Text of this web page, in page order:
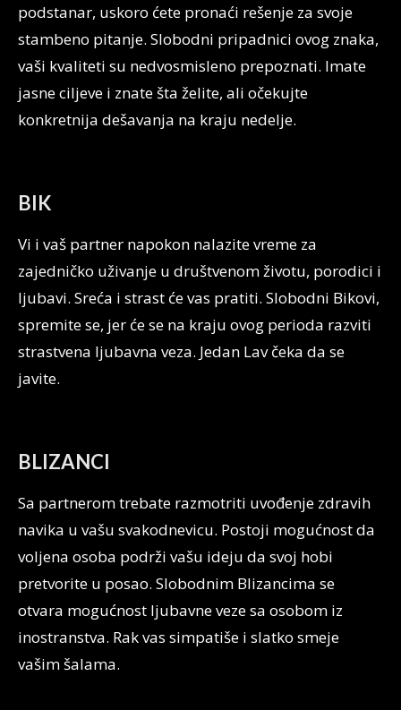
podstanar, uskoro ćete pronaći rešenje za svoje
stambeno pitanje. Slobodni pripadnici ovog znaka,
vaši kvaliteti su nedvosmisleno prepoznati. Imate
jasne ciljeve i znate šta želite, ali očekujte
konkretnija dešavanja na kraju nedelje.
BIK
Vi i vaš partner napokon nalazite vreme za
zajedničko uživanje u društvenom životu, porodici i
ljubavi. Sreća i strast će vas pratiti. Slobodni Bikovi,
spremite se, jer će se na kraju ovog perioda razviti
strastvena ljubavna veza. Jedan Lav čeka da se
javite.
BLIZANCI
Sa partnerom trebate razmotriti uvođenje zdravih
navika u vašu svakodnevicu. Postoji mogućnost da
voljena osoba podrži vašu ideju da svoj hobi
pretvorite u posao. Slobodnim Blizancima se
otvara mogućnost ljubavne veze sa osobom iz
inostranstva. Rak vas simpatiše i slatko smeje
vašim šalama.